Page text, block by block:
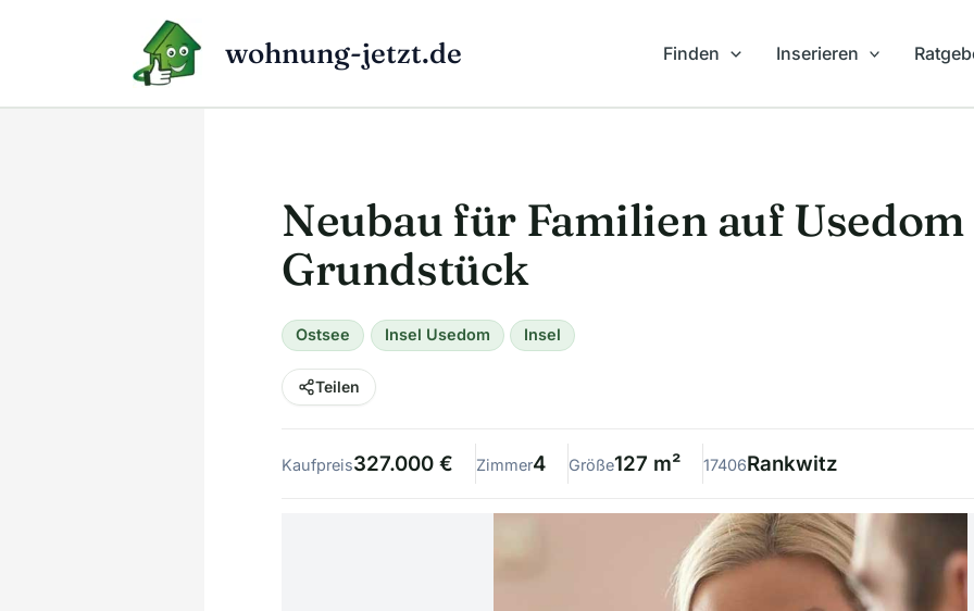
wohnung-jetzt.de Finden Inserieren
Neubau für Familien auf
Grundstück
Ostsee Insel Usedom Insel
Teilen
Kaufpreis327.000 € Zimmer4 Größe127 m² 17406Rankwitz